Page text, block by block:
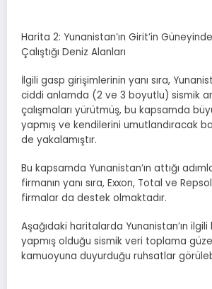
Harita 2: Yunanistan’ın Girit’in
Çalıştığı Deniz Alanları
İlgili gasp girişimlerinin yanı sıra,
ciddi anlamda (2 ve 3 boyutlu) sismik
çalışmaları yürütmüş, bu kapsamda
yapmış ve kendilerini umutlandıracak
de yakalamıştır.
Bu kapsamda Yunanistan’ın attığı
firmanın yanı sıra, Exxon, Total ve
firmalar da destek olmaktadır.
Aşağıdaki haritalarda Yunanistan’ın
yapmış olduğu sismik veri toplama
kamuoyuna duyurduğu ruhsatlar